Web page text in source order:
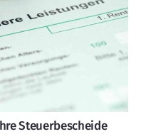
Steuerbescheide